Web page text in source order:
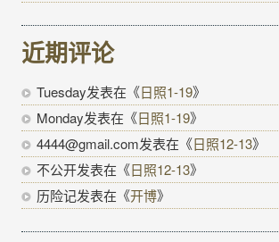
近期评论
Tuesday发表在《日照1-19》
Monday发表在《日照1-19》
4444@gmail.com发表在《日照12-13》
不公开发表在《日照12-13》
历险记发表在《开博》